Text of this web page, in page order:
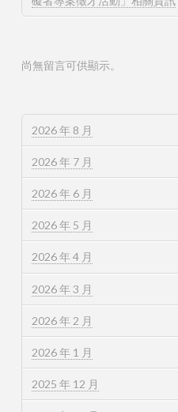
尚無留言可供顯示。
2026 年 8 月
2026 年 7 月
2026 年 6 月
2026 年 5 月
2026 年 4 月
2026 年 3 月
2026 年 2 月
2026 年 1 月
2025 年 12 月